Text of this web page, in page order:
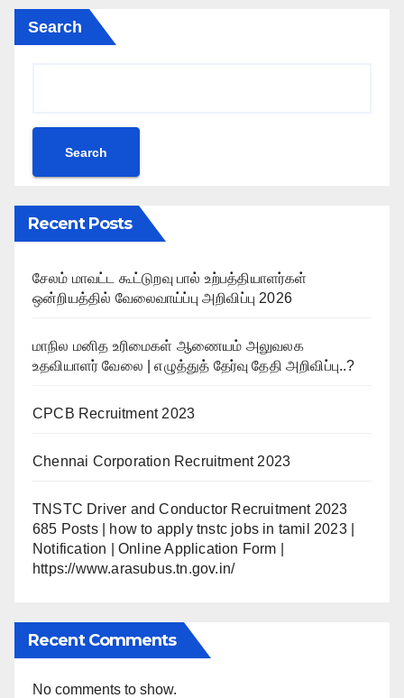
Search
Search
Recent Posts
சேலம் மாவட்ட கூட்டுறவு பால் உற்பத்தியாளர்கள்
ஒன்றியத்தில் வேலைவாய்ப்பு அறிவிப்பு 2026
மாநில மனித உரிமைகள் ஆணையம் அலுவலக
உதவியாளர் வேலை | எழுத்துத் தேர்வு தேதி அறிவிப்பு..?
CPCB Recruitment 2023
Chennai Corporation Recruitment 2023
TNSTC Driver and Conductor Recruitment 2023
685 Posts | how to apply tnstc jobs in tamil 2023 |
Notification | Online Application Form |
https://www.arasubus.tn.gov.in/
Recent Comments
No comments to show.